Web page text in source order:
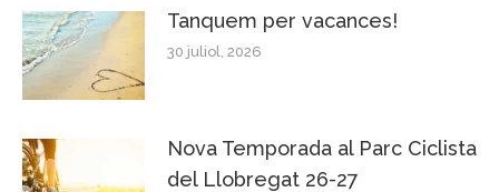
Tanquem per vacances!
30 juliol, 2026
Nova Temporada al Parc Ciclista
del Llobregat 26-27